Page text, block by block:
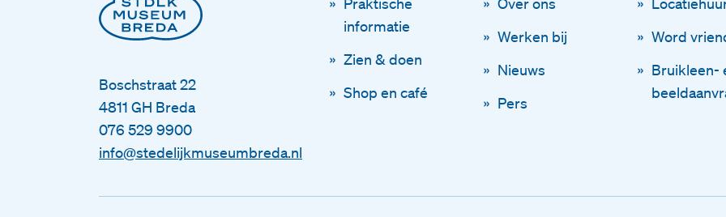
Boschstraat 22
4811 GH Breda
076 529 9900
info@stedelijkmuseumbreda.nl
informatie
Zien & doen
Shop en café
Werken bij
Nieuws
Pers
Word
Bruikleen-